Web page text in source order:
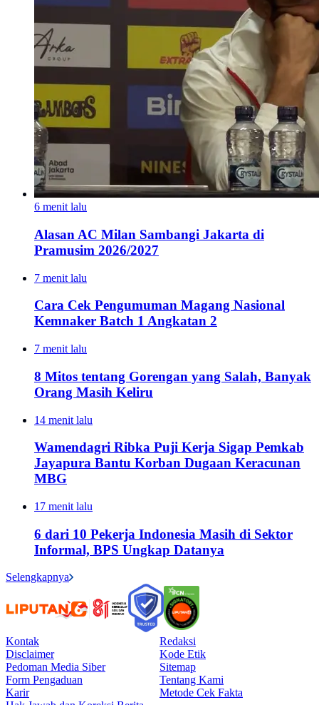
6 menit lalu
Alasan AC Milan Sambangi Jakarta di
Pramusim 2026/2027
7 menit lalu
Cara Cek Pengumuman Magang Nasional
Kemnaker Batch 1 Angkatan 2
7 menit lalu
8 Mitos tentang Gorengan yang Salah, Banyak
Orang Masih Keliru
14 menit lalu
Wamendagri Ribka Puji Kerja Sigap Pemkab
Jayapura Bantu Korban Dugaan Keracunan
MBG
17 menit lalu
6 dari 10 Pekerja Indonesia Masih di Sektor
Informal, BPS Ungkap Datanya
Selengkapnya
Kontak
Redaksi
Disclaimer
Kode Etik
Pedoman Media Siber
Sitemap
Form Pengaduan
Tentang Kami
Karir
Metode Cek Fakta